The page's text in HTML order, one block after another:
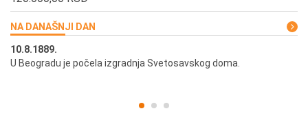
NA DANAŠNJI DAN
10.8.1889.
U Beogradu je počela izgradnja Svetosavskog doma.